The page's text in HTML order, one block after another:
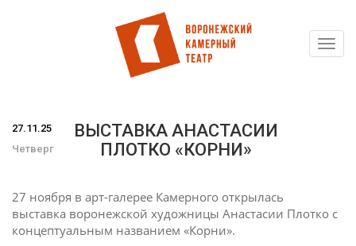
27.11.25
Четверг
ВЫСТАВКА АНАСТАСИИ
ПЛОТКО «КОРНИ»
27 ноября в арт-галерее Камерного открылась
выставка воронежской художницы Анастасии Плотко с
концептуальным названием «Корни».